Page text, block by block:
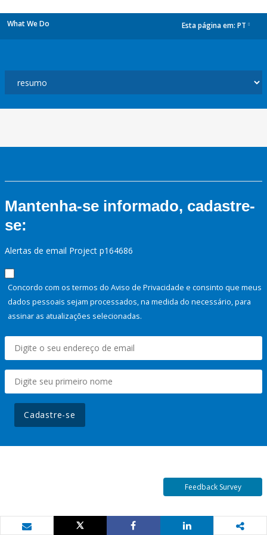
What We Do Esta página em: PT
Mantenha-se informado, cadastre-
se:
Alertas de email Project p164686
Concordo com os termos do Aviso de Privacidade e consinto que meus
dados pessoais sejam processados, na medida do necessário, para
assinar as atualizações selecionadas.
Cadastre-se
Feedback Survey